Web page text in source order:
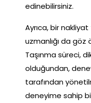
edinebilirsiniz.
Ayrıca, bir
uzmanlığı da göz
Taşınma süreci,
olduğundan,
tarafından
deneyime sahip